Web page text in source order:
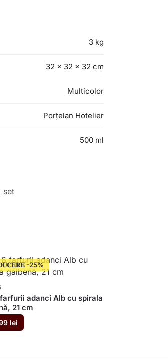
3 kg
32 × 32 × 32 cm
Multicolor
Porțelan Hotelier
500 ml
set
adanci Alb cu spirala
21 cm
lei